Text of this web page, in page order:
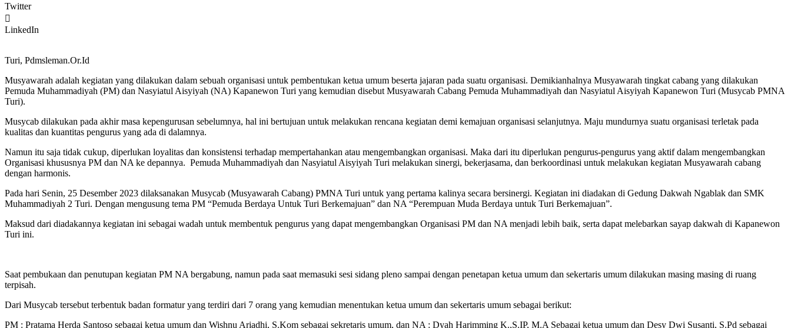
Twitter
LinkedIn
Turi, Pdmsleman.Or.Id
Musyawarah adalah kegiatan yang dilakukan dalam sebuah organisasi untuk pembentukan ketua umum beserta jajaran pada suatu organisasi. Demikianhalnya Musyawarah tingkat cabang yang dilakukan
Pemuda Muhammadiyah (PM) dan Nasyiatul Aisyiyah (NA) Kapanewon Turi yang kemudian disebut Musyawarah Cabang Pemuda Muhammadiyah dan Nasyiatul Aisyiyah Kapanewon Turi (Musycab PMNA
Turi).
Musycab dilakukan pada akhir masa kepengurusan sebelumnya, hal ini bertujuan untuk melakukan rencana kegiatan demi kemajuan organisasi selanjutnya. Maju mundurnya suatu organisasi terletak pada
kualitas dan kuantitas pengurus yang ada di dalamnya.
Namun itu saja tidak cukup, diperlukan loyalitas dan konsistensi terhadap mempertahankan atau mengembangkan organisasi. Maka dari itu diperlukan pengurus-pengurus yang aktif dalam mengembangkan
Organisasi khususnya PM dan NA ke depannya. Pemuda Muhammadiyah dan Nasyiatul Aisyiyah Turi melakukan sinergi, bekerjasama, dan berkoordinasi untuk melakukan kegiatan Musyawarah cabang
dengan harmonis.
Pada hari Senin, 25 Desember 2023 dilaksanakan Musycab (Musyawarah Cabang) PMNA Turi untuk yang pertama kalinya secara bersinergi. Kegiatan ini diadakan di Gedung Dakwah Ngablak dan SMK
Muhammadiyah 2 Turi. Dengan mengusung tema PM “Pemuda Berdaya Untuk Turi Berkemajuan” dan NA “Perempuan Muda Berdaya untuk Turi Berkemajuan”.
Maksud dari diadakannya kegiatan ini sebagai wadah untuk membentuk pengurus yang dapat mengembangkan Organisasi PM dan NA menjadi lebih baik, serta dapat melebarkan sayap dakwah di Kapanewon
Turi ini.
Saat pembukaan dan penutupan kegiatan PM NA bergabung, namun pada saat memasuki sesi sidang pleno sampai dengan penetapan ketua umum dan sekertaris umum dilakukan masing masing di ruang
terpisah.
Dari Musycab tersebut terbentuk badan formatur yang terdiri dari 7 orang yang kemudian menentukan ketua umum dan sekertaris umum sebagai berikut:
PM : Pratama Herda Santoso sebagai ketua umum dan Wishnu Ariadhi, S.Kom sebagai sekretaris umum, dan NA : Dyah Harimming K.,S.IP, M.A Sebagai ketua umum dan Desy Dwi Susanti, S.Pd sebagai